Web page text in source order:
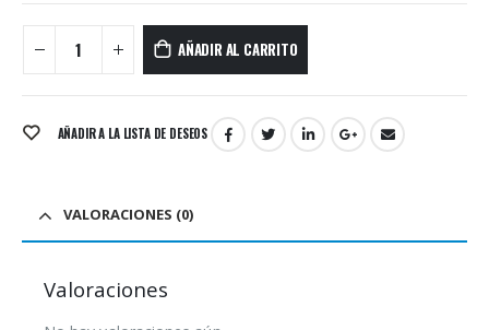
AÑADIR AL CARRITO
AÑADIR A LA LISTA DE DESEOS
VALORACIONES (0)
Valoraciones